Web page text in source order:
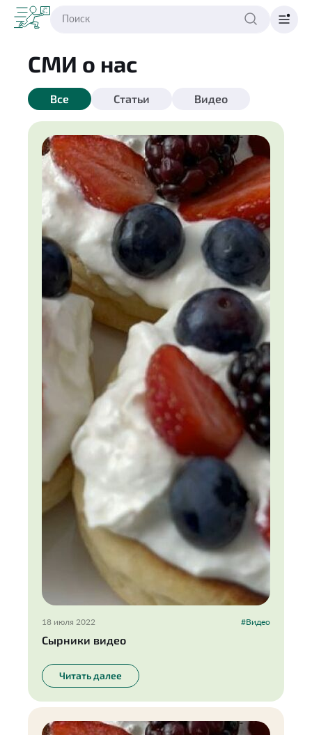
СМИ о нас
Все Статьи Видео
18 июля 2022 #Видео
Сырники видео
Читать далее